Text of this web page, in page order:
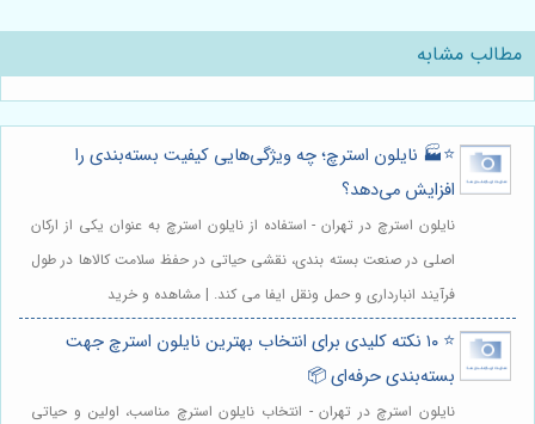
مطالب مشابه
⭐️🏭 نایلون استرچ؛ چه ویژگی‌هایی کیفیت بسته‌بندی را
افزایش می‌دهد؟
نایلون استرچ در تهران - استفاده از نایلون استرچ به عنوان یکی از ارکان
اصلی در صنعت بسته بندی، نقشی حیاتی در حفظ سلامت کالاها در طول
فرآیند انبارداری و حمل ونقل ایفا می کند. | مشاهده و خرید
⭐️ ۱۰ نکته کلیدی برای انتخاب بهترین نایلون استرچ جهت
بسته‌بندی حرفه‌ای 📦
نایلون استرچ در تهران - انتخاب نایلون استرچ مناسب، اولین و حیاتی